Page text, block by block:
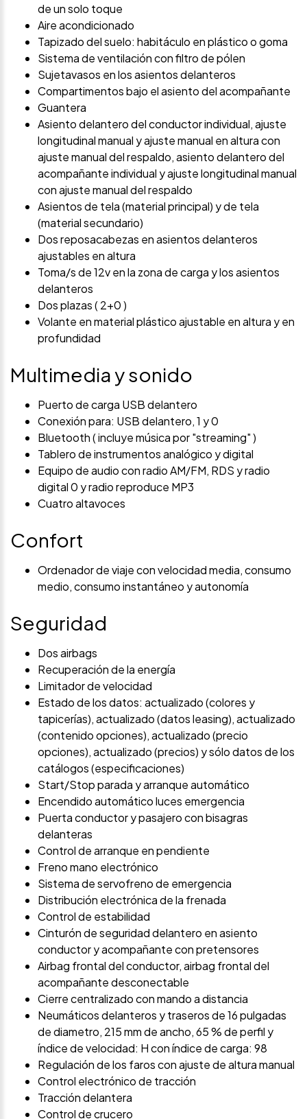
de un solo toque
Aire acondicionado
Tapizado del suelo: habitáculo en plástico o goma
Sistema de ventilación con filtro de pólen
Sujetavasos en los asientos delanteros
Compartimentos bajo el asiento del acompañante
Guantera
Asiento delantero del conductor individual, ajuste
longitudinal manual y ajuste manual en altura con
ajuste manual del respaldo, asiento delantero del
acompañante individual y ajuste longitudinal manual
con ajuste manual del respaldo
Asientos de tela (material principal) y de tela
(material secundario)
Dos reposacabezas en asientos delanteros
ajustables en altura
Toma/s de 12v en la zona de carga y los asientos
delanteros
Dos plazas ( 2+0 )
Volante en material plástico ajustable en altura y en
profundidad
Multimedia y sonido
Puerto de carga USB delantero
Conexión para: USB delantero, 1 y 0
Bluetooth ( incluye música por "streaming" )
Tablero de instrumentos analógico y digital
Equipo de audio con radio AM/FM, RDS y radio
digital 0 y radio reproduce MP3
Cuatro altavoces
Confort
Ordenador de viaje con velocidad media, consumo
medio, consumo instantáneo y autonomía
Seguridad
Dos airbags
Recuperación de la energía
Limitador de velocidad
Estado de los datos: actualizado (colores y
tapicerías), actualizado (datos leasing), actualizado
(contenido opciones), actualizado (precio
opciones), actualizado (precios) y sólo datos de los
catálogos (especificaciones)
Start/Stop parada y arranque automático
Encendido automático luces emergencia
Puerta conductor y pasajero con bisagras
delanteras
Control de arranque en pendiente
Freno mano electrónico
Sistema de servofreno de emergencia
Distribución electrónica de la frenada
Control de estabilidad
Cinturón de seguridad delantero en asiento
conductor y acompañante con pretensores
Airbag frontal del conductor, airbag frontal del
acompañante desconectable
Cierre centralizado con mando a distancia
Neumáticos delanteros y traseros de 16 pulgadas
de diametro, 215 mm de ancho, 65 % de perfil y
índice de velocidad: H con índice de carga: 98
Regulación de los faros con ajuste de altura manual
Control electrónico de tracción
Tracción delantera
Control de crucero